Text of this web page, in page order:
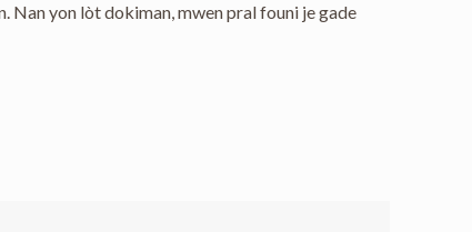
Nan yon lòt dokiman, mwen pral founi je gade